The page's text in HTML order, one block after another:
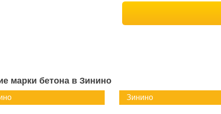
марки бетона в Зинино
Зинино